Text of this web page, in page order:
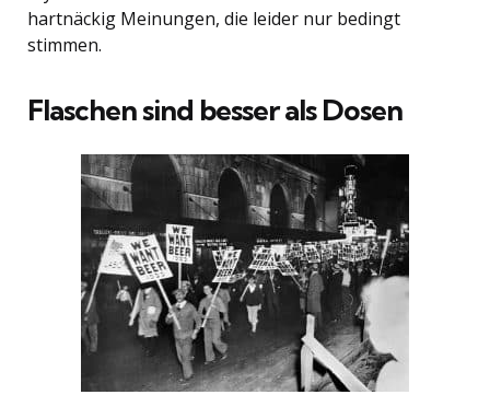
hartnäckig Meinungen, die leider nur bedingt
stimmen.
Flaschen sind besser als Dosen